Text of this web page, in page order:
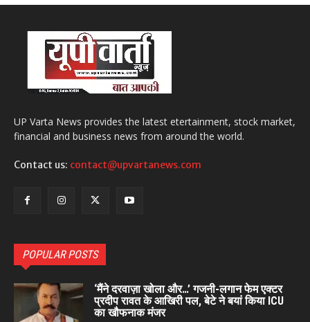
UP Varta News provides the latest etertainment, stock market,
financial and business news from around the world.
Contact us: contact@upvartanews.com
POPULAR POSTS
‘मैंने दरवाज़ा खोला और…’ गजनी-लगान फेम एक्टर
प्रदीप रावत के आखिरी पल, बेटे ने बयां किया ICU
का खौफनाक मंजर